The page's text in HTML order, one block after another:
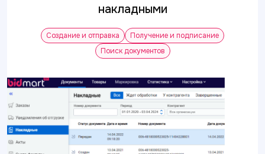
накладными
Создание и отправка
Получение и подписание
Поиск документов